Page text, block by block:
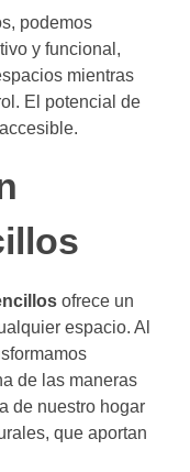
podemos
y funcional,
mientras
El potencial de
ofrece un
espacio. Al
de las maneras
de nuestro hogar
que aportan